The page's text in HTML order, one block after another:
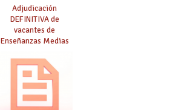
Adjudicación
DEFINITIVA de
vacantes de
Enseñanzas Medias